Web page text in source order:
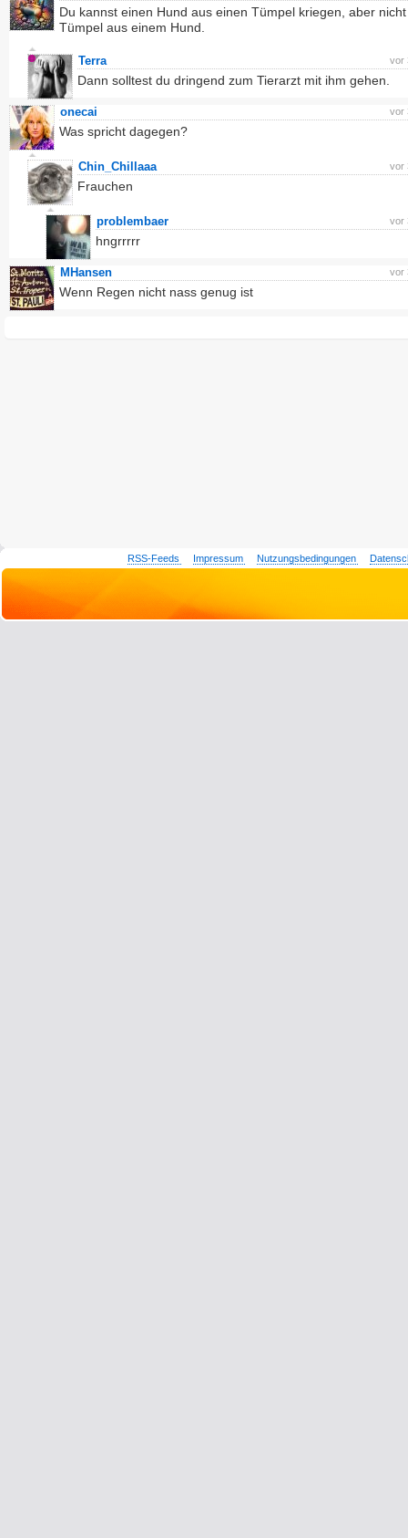
Du kannst einen Hund aus einen Tümpel kriegen, aber
Tümpel aus einem Hund.
vor
Terra
Dann solltest du dringend zum Tierarzt mit ihm gehen.
vor
onecai
Was spricht dagegen?
vor
Chin_Chillaaa
Frauchen
vor
problembaer
hngrrrrr
vor
MHansen
Wenn Regen nicht nass genug ist
RSS-Feeds Impressum Nutzungsbedingungen